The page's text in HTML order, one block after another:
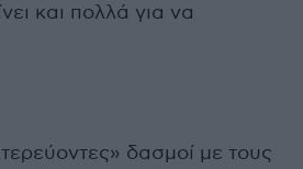
και πολλά για να
δασμοί με τους